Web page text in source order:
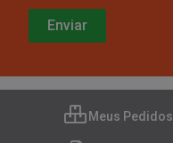
Meus Pedidos